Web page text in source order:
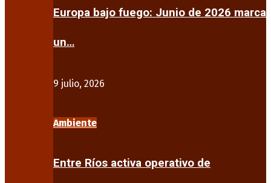
Europa bajo fuego: Junio de 2026 marca
un…
9 julio, 2026
Ambiente
Entre Ríos activa operativo de